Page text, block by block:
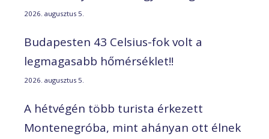
2026. augusztus 5.
Budapesten 43 Celsius-fok volt a
legmagasabb hőmérséklet!!
2026. augusztus 5.
A hétvégén több turista érkezett
Montenegróba, mint ahányan ott élnek